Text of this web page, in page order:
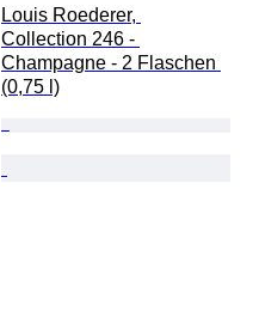
Louis Roederer,
Collection 246 -
Champagne - 2 Flaschen
(0,75 l)